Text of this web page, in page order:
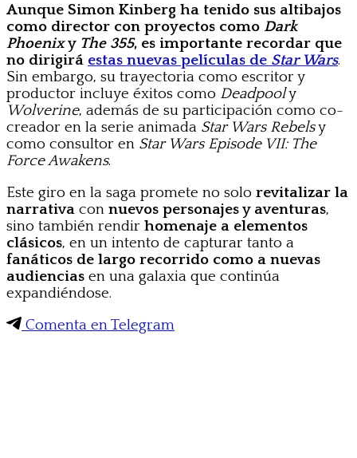
Aunque Simon Kinberg ha tenido sus altibajos
como director con proyectos como Dark
Phoenixy The 355, es importante recordar que
no dirigirá estas nuevas películas de Star Wars.
Sin embargo, su trayectoria como escritor y
productor incluye éxitos como Deadpooly
Wolverine, además de su participación como co-
creador en la serie animada Star Wars Rebelsy
como consultor en Star Wars Episode VII: The
Force Awakens.
Este giro en la saga promete no solo revitalizar la
narrativa con nuevos personajes y aventuras,
sino también rendir homenaje a elementos
clásicos, en un intento de capturar tanto a
fanáticos de largo recorrido como a nuevas
audiencias en una galaxia que continúa
expandiéndose.
Comenta en Telegram